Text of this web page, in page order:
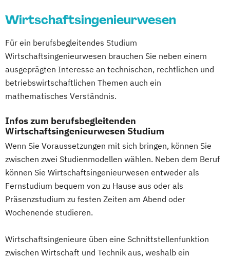
management
und Produktkennzeichnung
New Venture Management
Patentmanagement
Professional Software Engineering
Verfahrenstechnik
Qualitätsmanagement
Regenerative Energietechnik
Technikfolgen­abschätzung
Technische Betriebswirtschaft
Technische Informatik
Technologiemanagement
Wasserstofftechnologien
Wirtschaftsinformatik
Gesundheitspsychologie im Online-
Abendstudium
Global Business Administration (EN)
Inklusion und Teilhabe
Innovation und Zukunftsforschung
Integrative Lerntherapie
Kommunikation und Medienmanagement
Kommunikationsdesign
Lebensmittelmanagement und -
technologie
Lernpsychologie und integrative
Lerntherapie
Management
Medien- und Kommunikationsmanagement
Tourismusmanagement
Wirtschaftsinformatik
Wirtschaftsingenieurwesen (Teilzeit und
Vollzeit)
Wirtschaftsingenieurwesen mit
Schwerpunkt Nachhaltigkeit
Wirtschaftspsychologie
Digitalisierung
Wirtschaftsrecht
Wirtschaftsrecht mit internationalen
Aspekten
Wirtschaftsingenieurwesen
Für ein berufsbegleitendes Studium
Wirtschaftsingenieurwesen brauchen Sie neben einem
ausgeprägten Interesse an technischen, rechtlichen und
betriebswirtschaftlichen Themen auch ein
mathematisches Verständnis.
Infos zum berufsbegleitenden
Wirtschaftsingenieurwesen Studium
Wenn Sie Voraussetzungen mit sich bringen, können Sie
zwischen zwei Studienmodellen wählen. Neben dem Beruf
können Sie Wirtschaftsingenieurwesen entweder als
Fernstudium bequem von zu Hause aus oder als
Präsenzstudium zu festen Zeiten am Abend oder
Wochenende studieren.
Wirtschaftsingenieure üben eine Schnittstellenfunktion
zwischen Wirtschaft und Technik aus, weshalb ein